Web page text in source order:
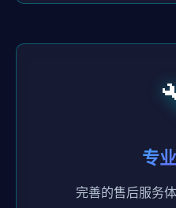
专
完善的售后服务